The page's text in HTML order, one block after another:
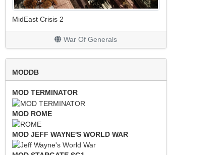
MidEast Crisis 2
War Of Generals
MODDB
MOD TERMINATOR
MOD ROME
MOD JEFF WAYNE'S WORLD WAR